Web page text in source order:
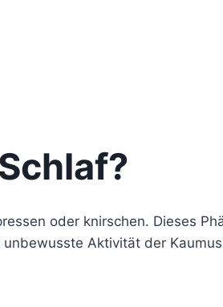
oder knirschen. Dieses
Aktivität der